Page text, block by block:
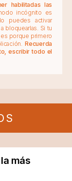
habilitadas las
incógnito es
puedes activar
bloquearlas. Si tu
porque primero
Recuerda
escribir todo el
más